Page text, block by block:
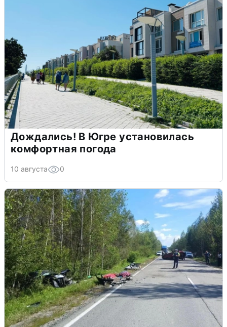
Дождались! В Югре установилась
комфортная погода
10 августа 0